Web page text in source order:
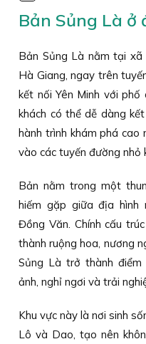
Bản Sủng Là ở
Bản Sủng Là nằm tại xã
Hà Giang, ngay trên
kết nối Yên Minh với
khách có thể dễ dàng
hành trình khám phá cao
vào các tuyến đường nhỏ
Bản nằm trong một
hiếm gặp giữa địa
Đồng Văn. Chính cấu
thành ruộng hoa, nương
Sủng Là trở thành
ảnh, nghỉ ngơi và trải
Khu vực này là nơi sinh
Lô và Dao, tạo nên